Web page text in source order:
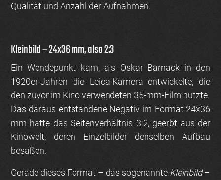
Qualität und Anzahl der Aufnahmen.
Kleinbild – 24x36 mm, also 2:3
Ein Wendepunkt kam, als Oskar Barnack in den
1920er-Jahren die Leica-Kamera entwickelte, die
den zuvor im Kino verwendeten 35-mm-Film nutzte.
Das daraus entstandene Negativ im Format 24x36
mm hatte das Seitenverhältnis 3:2, geerbt aus der
Kinowelt, deren Einzelbilder denselben Aufbau
besaßen.
Gerade dieses Format – das sogenannte Kleinbild–